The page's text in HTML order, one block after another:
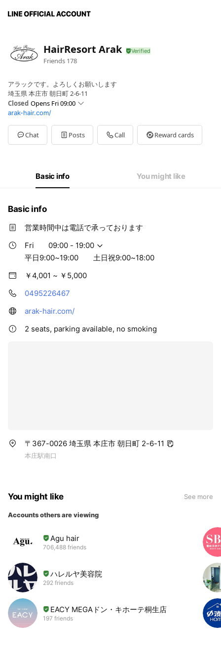
HairResort Arak
Friends 178
アラックです。よろしくお願いします
埼玉県 本庄市 朝日町 2-6-11
Closed Opens Fri 09:00
Sun09:00 - 18:00
MonClosed
TueClosed
Wed09:00 - 19:00
09:00 - 18:00
平日9:00~19:00 土日祝9:00~18:00
arak-hair.com/
Chat Posts Call Reward cards
Basic info You might like
Basic info
営業時間中は電話で承っております
Fri
09:00 - 19:00
平日9:00~19:00 土日祝9:00~18:00
￥4,001 ~ ￥5,000
0495226467
arak-hair.com/
2 seats, parking available, no smoking
〒367-0026 埼玉県 本庄市 朝日町 2-6-11
本庄駅南口
You might like See more
Accounts others are viewing
Agu hair
706,488 friends
ハレルヤ美容院
292 friends
EACY MEGAドン・キホーテ桐生店
197 friends